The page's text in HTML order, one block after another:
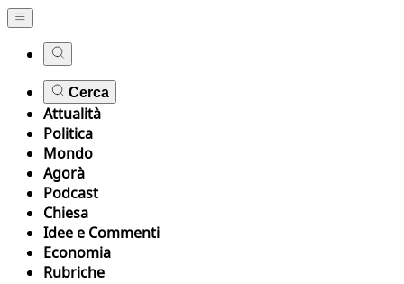
Cerca
Attualità
Politica
Mondo
Agorà
Podcast
Chiesa
Idee e Commenti
Economia
Rubriche